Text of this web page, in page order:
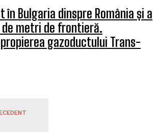
în Bulgaria dinspre România și a
de metri de frontieră.
gazoductului Trans-